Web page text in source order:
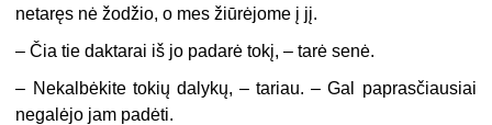
netaręs nė žodžio, o mes žiūrėjome į jį.
– Čia tie daktarai iš jo padarė tokį, – tarė senė.
– Nekalbėkite tokių dalykų, – tariau. – Gal paprasčiausiai
negalėjo jam padėti.